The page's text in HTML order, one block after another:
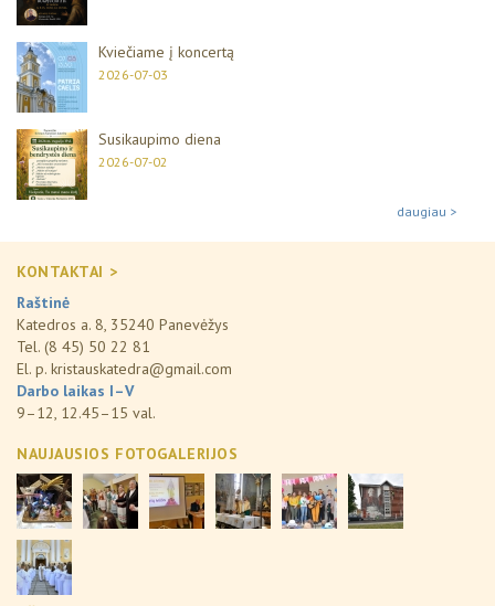
Kviečiame į koncertą
2026-07-03
Susikaupimo diena
2026-07-02
daugiau >
KONTAKTAI >
Raštinė
Katedros a. 8, 35240 Panevėžys
Tel. (8 45) 50 22 81
El. p. kristauskatedra@gmail.com
Darbo laikas I–V
9–12, 12.45–15 val.
NAUJAUSIOS FOTOGALERIJOS